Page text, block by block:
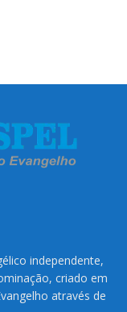
independente,
criado em
através de